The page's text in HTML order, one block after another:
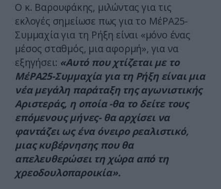
Ο κ. Βαρουφάκης, μιλώντας για τις
εκλογές σημείωσε πως για το ΜέΡΑ25-
Συμμαχία για τη Ρήξη είναι «μόνο ένας
μέσος σταθμός, μια αφορμή», για να
εξηγήσει: «Αυτό που χτίζεται με το
ΜέΡΑ25-Συμμαχία για τη Ρήξη είναι μια
νέα μεγάλη παράταξη της αγωνιστικής
Αριστεράς, η οποία -θα το δείτε τους
επόμενους μήνες- θα αρχίσει να
φαντάζει ως ένα όνειρο ρεαλιστικό,
μιας κυβέρνησης που θα
απελευθερώσει τη χώρα από τη
χρεοδουλοπαροικία».